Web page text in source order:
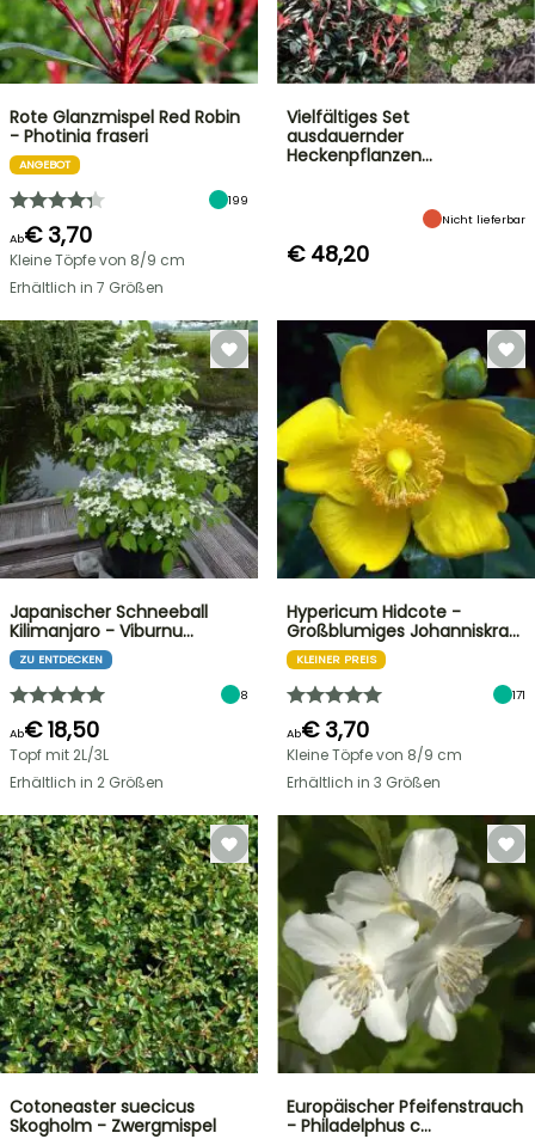
Rote Glanzmispel Red Robin
- Photinia fraseri
ANGEBOT
199
Ab€ 3,70
Kleine Töpfe von 8/9 cm
Erhältlich in 7 Größen
Vielfältiges Set
ausdauernder
Heckenpflanzen…
Nicht lieferbar
€ 48,20
Japanischer Schneeball
Kilimanjaro - Viburnu…
ZU ENTDECKEN
8
Ab€ 18,50
Topf mit 2L/3L
Erhältlich in 2 Größen
Hypericum Hidcote -
Großblumiges Johanniskra…
KLEINER PREIS
171
Ab€ 3,70
Kleine Töpfe von 8/9 cm
Erhältlich in 3 Größen
Cotoneaster suecicus
Skogholm - Zwergmispel
Europäischer Pfeifenstrauch
- Philadelphus c…